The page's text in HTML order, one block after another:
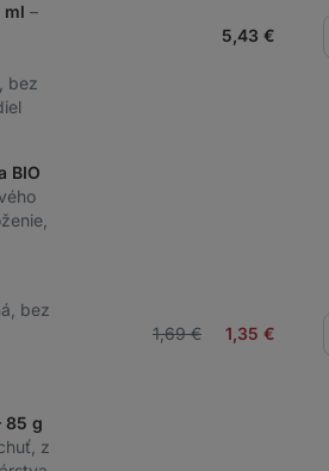
ml –
bez
5,43 €
BIO
bez
1,69 € 1,35 €
85 g
z